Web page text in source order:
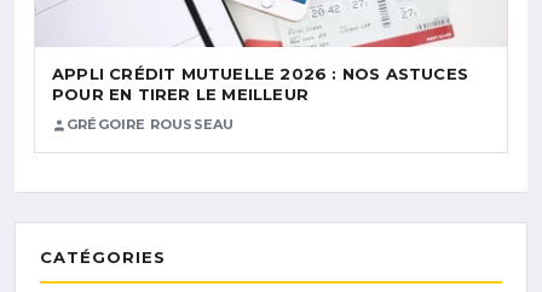
APPLI CRÉDIT MUTUELLE 2026 : NOS ASTUCES
POUR EN TIRER LE MEILLEUR
GRÉGOIRE ROUSSEAU
CATÉGORIES